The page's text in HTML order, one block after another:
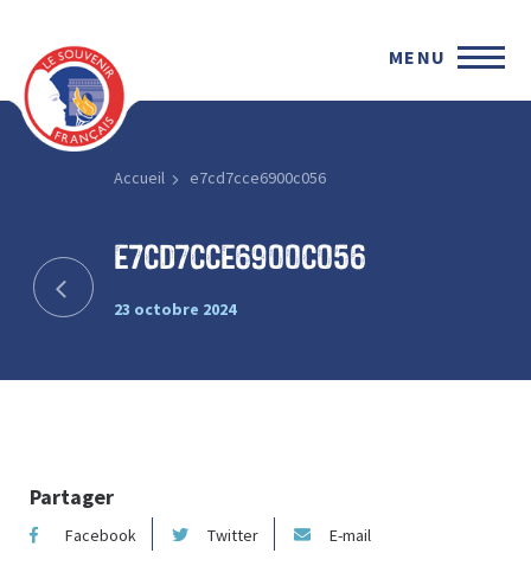
MENU
Accueil e7cd7cce6900c056
e7cd7cce6900c056
23 octobre 2024
Partager
Facebook Twitter E-mail